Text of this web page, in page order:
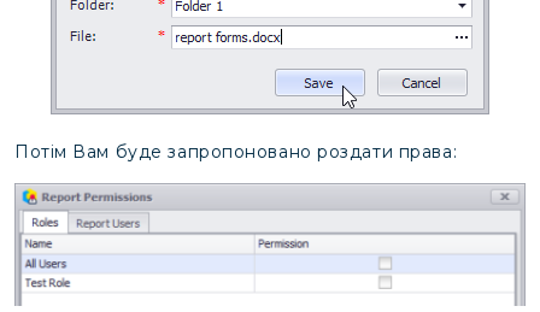
Потім Вам буде запропоновано роздати права: